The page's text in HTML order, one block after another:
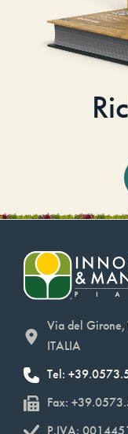
Via del
ITALIA
Tel:
Fax:
P.IVA: